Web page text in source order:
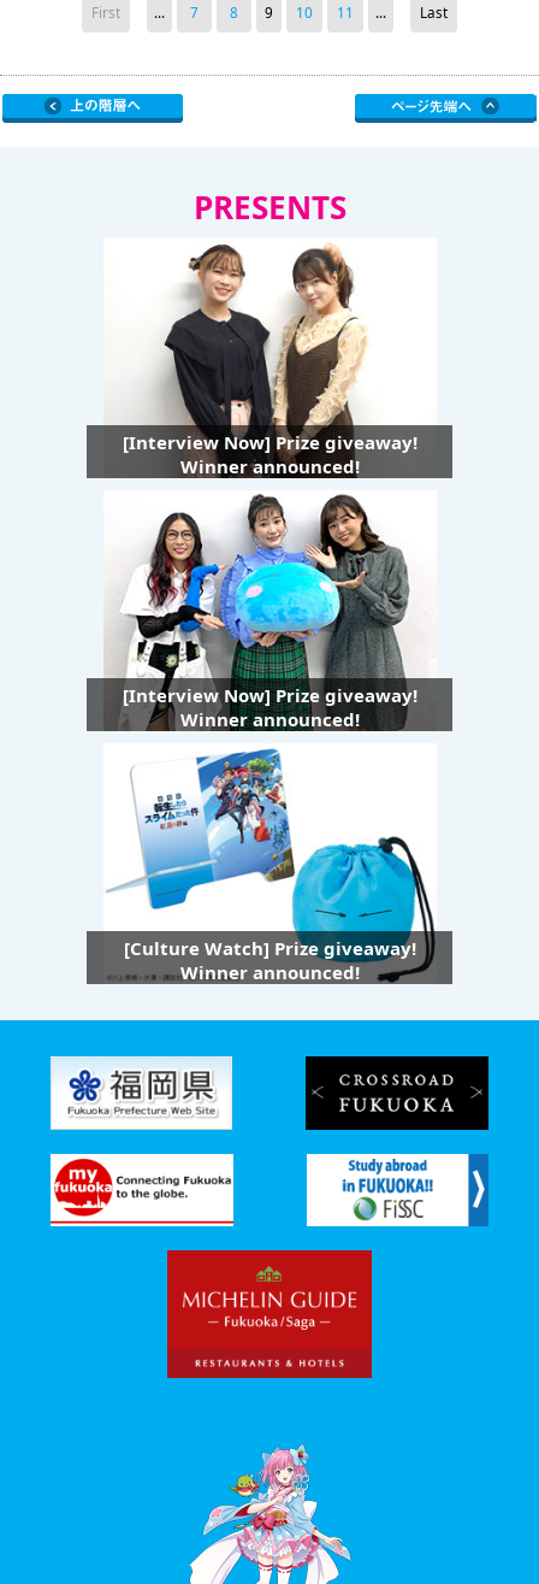
First ... 7 8 9 10 11 ... Last
PRESENTS
[Interview Now] Prize giveaway!
Winner announced!
[Interview Now] Prize giveaway!
Winner announced!
[Culture Watch] Prize giveaway!
Winner announced!